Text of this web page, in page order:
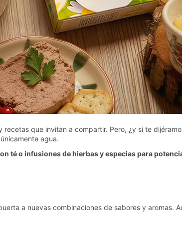
que invitan a compartir. Pero, ¿y si te
agua.
té o infusiones de hierbas y especias para
a nuevas combinaciones de sabores y aromas.